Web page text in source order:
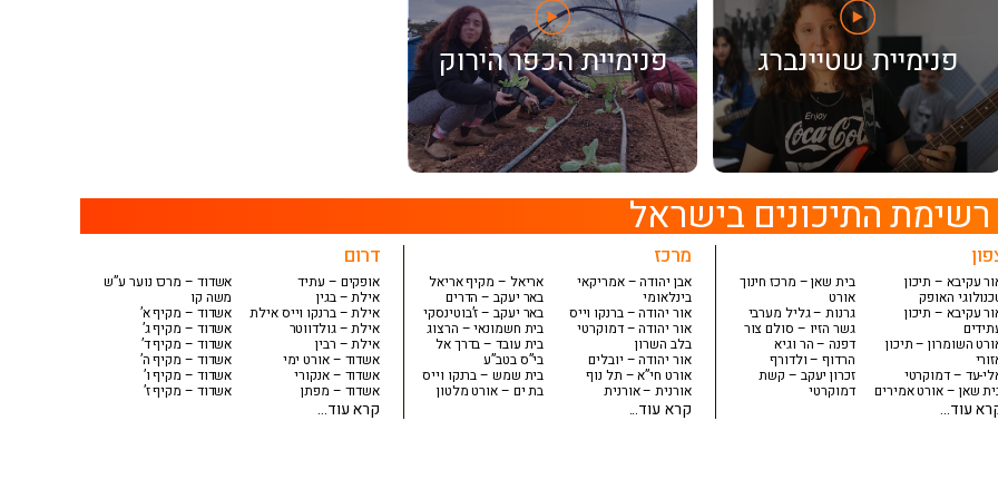
פנימיית שטיינברג פנימיית הכפר הירוק
רשימת התיכונים בישראל
עקיבא – תיכון
האופק
עקיבא – תיכון
השומרון – תיכון
עד – דמוקרטי
שאן – אורט אמירים
בית שאן – מרכז חינוך
אורט
גרנות – גליל מערבי
גשר הזיו – סולם צור
דפנה – הר וגיא
הרדוף – ולדורף
זכרון יעקב – קשת
דמוקרטי
עוד...
מרכז
אבן יהודה – אמריקאי
בינלאומי
אור יהודה – ברנקו וייס
אור יהודה – דמוקרטי
בלב השרון
אור יהודה – יובלים
אורט חי”א – תל נוף
אורנית – אורנית
אריאל – מקיף אריאל
באר יעקב – הדרים
באר יעקב – ז’בוטינסקי
בית חשמונאי – הרצוג
בית עובד – בדרך אל
בי”ס בטב”ע
בית שמש – ברנקו וייס
בת ים – אורט מלטון
קרא עוד...
דרום
אופקים – עתיד
אילת – בגין
אילת – ברנקו וייס אילת
אילת – גולדווטר
אילת – רבין
אשדוד – אורט ימי
אשדוד – אנקורי
אשדוד – מפתן
אשדוד – מרכז נוער ע”ש
משה קו
אשדוד – מקיף א’
אשדוד – מקיף ג’
אשדוד – מקיף ד’
אשדוד – מקיף ה’
אשדוד – מקיף ו’
אשדוד – מקיף ז’
קרא עוד...